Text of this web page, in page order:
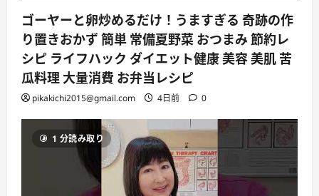
ゴーヤーと卵炒めるだけ！うますぎる 奇跡の作
り置きおかず 簡単 常備夏野菜 おつまみ 節約レ
シピ ライフハック ダイエット健康 美容 美肌 苦
瓜料理 大量消費 お弁当レシピ
pikakichi2015@gmail.com 4日前 0
1 分読み取り